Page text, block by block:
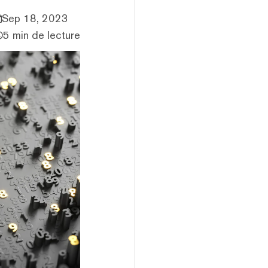
Sep 18, 2023
5 min de lecture